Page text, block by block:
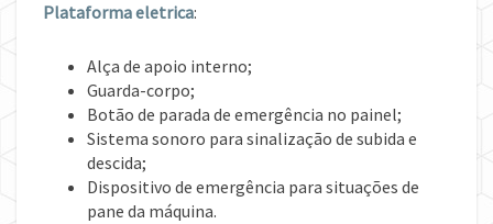
Plataforma eletrica:
Alça de apoio interno;
Guarda-corpo;
Botão de parada de emergência no painel;
Sistema sonoro para sinalização de subida e
descida;
Dispositivo de emergência para situações de
pane da máquina.